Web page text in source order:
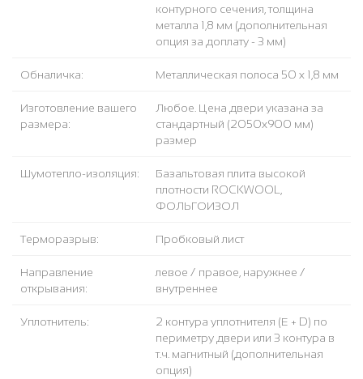
контурного сечения, толщина
металла 1,8 мм (дополнительная
опция за доплату - 3 мм)
Обналичка: Металлическая полоса 50 х 1,8 мм
Изготовление вашего
размера:
Любое. Цена двери указана за
стандартный (2050x900 мм)
размер
Шумотепло-изоляция:
Базальтовая плита высокой
плотности ROCKWOOL,
ФОЛЬГОИЗОЛ
Терморазрыв: Пробковый лист
Направление
открывания:
левое / правое, наружнее /
внутреннее
Уплотнитель:
2 контура уплотнителя (Е + D) по
периметру двери или 3 контура в
т.ч. магнитный (дополнительная
опция)